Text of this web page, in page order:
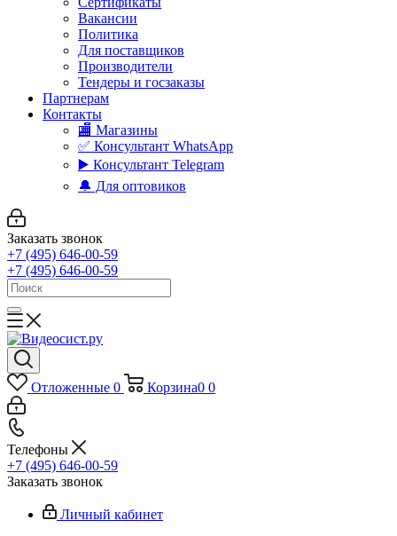
Вакансии
Политика
Для поставщиков
Производители
Тендеры и госзаказы
Партнерам
Контакты
🏬 Магазины
✅️ Консультант WhatsApp
▶️ Консультант Telegram
🔔 Для оптовиков
Заказать звонок
+7 (495) 646-00-59
+7 (495) 646-00-59
Отложенные 0 Корзина0 0
Телефоны
+7 (495) 646-00-59
Заказать звонок
Личный кабинет